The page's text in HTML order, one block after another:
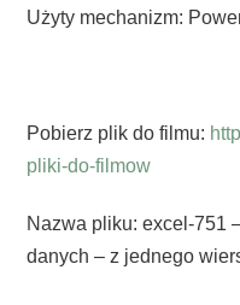
Użyty mechanizm:
Pobierz plik do filmu:
pliki-do-filmow
Nazwa pliku: excel-751
danych – z jednego